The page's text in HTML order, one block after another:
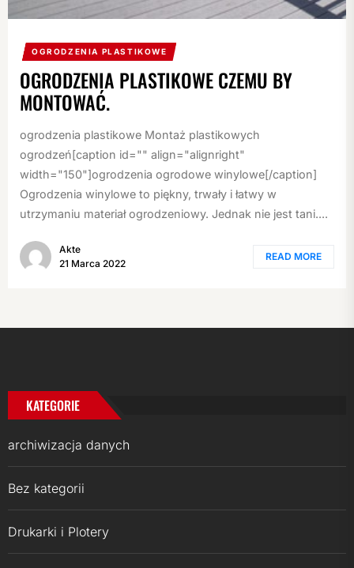
OGRODZENIA PLASTIKOWE
OGRODZENIA PLASTIKOWE CZEMU BY
MONTOWAĆ.
ogrodzenia plastikowe Montaż plastikowych
ogrodzeń[caption id="" align="alignright"
width="150"]ogrodzenia ogrodowe winylowe[/caption]
Ogrodzenia winylowe to piękny, trwały i łatwy w
utrzymaniu materiał ogrodzeniowy. Jednak nie jest tani....
Akte
21 Marca 2022
READ MORE
KATEGORIE
archiwizacja danych
Bez kategorii
Drukarki i Plotery